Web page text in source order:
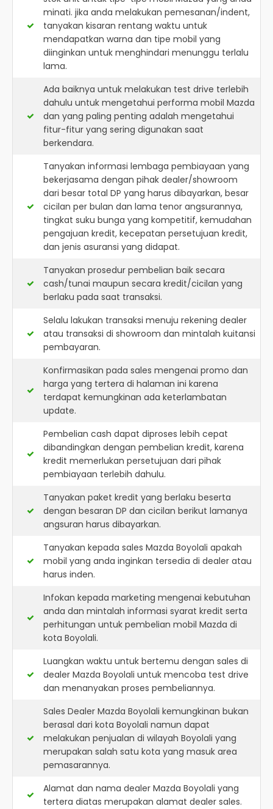
minati. jika anda melakukan pemesanan/indent,
tanyakan kisaran rentang waktu untuk
mendapatkan warna dan tipe mobil yang
diinginkan untuk menghindari menunggu terlalu
lama.
Ada baiknya untuk melakukan test drive terlebih
dahulu untuk mengetahui performa mobil Mazda
dan yang paling penting adalah mengetahui
fitur-fitur yang sering digunakan saat
berkendara.
Tanyakan informasi lembaga pembiayaan yang
bekerjasama dengan pihak dealer/showroom
dari besar total DP yang harus dibayarkan, besar
cicilan per bulan dan lama tenor angsurannya,
tingkat suku bunga yang kompetitif, kemudahan
pengajuan kredit, kecepatan persetujuan kredit,
dan jenis asuransi yang didapat.
Tanyakan prosedur pembelian baik secara
cash/tunai maupun secara kredit/cicilan yang
berlaku pada saat transaksi.
Selalu lakukan transaksi menuju rekening dealer
atau transaksi di showroom dan mintalah kuitansi
pembayaran.
Konfirmasikan pada sales mengenai promo dan
harga yang tertera di halaman ini karena
terdapat kemungkinan ada keterlambatan
update.
Pembelian cash dapat diproses lebih cepat
dibandingkan dengan pembelian kredit, karena
kredit memerlukan persetujuan dari pihak
pembiayaan terlebih dahulu.
Tanyakan paket kredit yang berlaku beserta
dengan besaran DP dan cicilan berikut lamanya
angsuran harus dibayarkan.
Tanyakan kepada sales Mazda Boyolali apakah
mobil yang anda inginkan tersedia di dealer atau
harus inden.
Infokan kepada marketing mengenai kebutuhan
anda dan mintalah informasi syarat kredit serta
perhitungan untuk pembelian mobil Mazda di
kota Boyolali.
Luangkan waktu untuk bertemu dengan sales di
dealer Mazda Boyolali untuk mencoba test drive
dan menanyakan proses pembeliannya.
Sales Dealer Mazda Boyolali kemungkinan bukan
berasal dari kota Boyolali namun dapat
melakukan penjualan di wilayah Boyolali yang
merupakan salah satu kota yang masuk area
pemasarannya.
Alamat dan nama dealer Mazda Boyolali yang
tertera diatas merupakan alamat dealer sales.